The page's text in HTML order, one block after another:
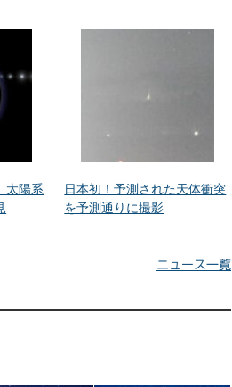
太陽系
日本初！予測された天体衝突
を予測通りに撮影
ニュース一覧